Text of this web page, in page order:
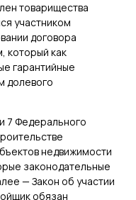
товарищества
участником
договора
который как
гарантийные
долевого
7 Федерального
недвижимости
законодательные
— Закон об участии
обязан